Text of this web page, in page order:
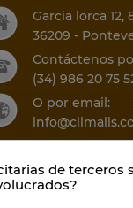
Garcia lorca 12,
36209 -
Contáctenos
(34) 986 20 75
O por email:
de terceros